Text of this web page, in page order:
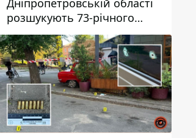
Дніпропетровській області
розшукують 73-річного
чоловіка